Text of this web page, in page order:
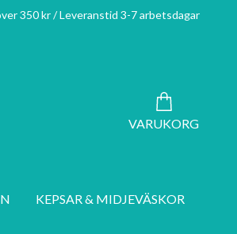
350 kr / Leveranstid 3-7 arbetsdagar
VARUKORG
KEPSAR & MIDJEVÄSKOR